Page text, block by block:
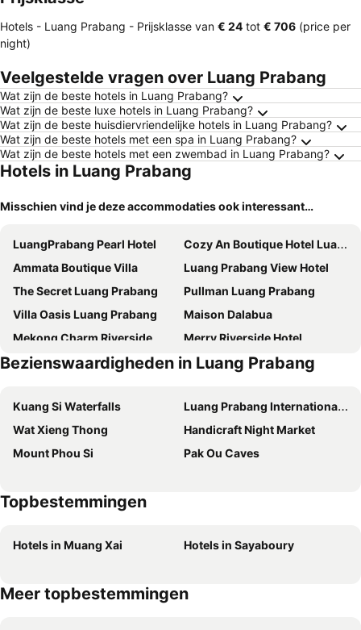
Hotels - Luang Prabang - Prijsklasse van ‎€ 24 tot ‎€ 706 (price per
night)
Veelgestelde vragen over Luang Prabang
Wat zijn de beste hotels in Luang Prabang?
Wat zijn de beste luxe hotels in Luang Prabang?
Wat zijn de beste huisdiervriendelijke hotels in Luang Prabang?
Wat zijn de beste hotels met een spa in Luang Prabang?
Wat zijn de beste hotels met een zwembad in Luang Prabang?
Hotels in Luang Prabang
Misschien vind je deze accommodaties ook interessant…
LuangPrabang Pearl Hotel
Cozy An Boutique Hotel Luangprabang
Ammata Boutique Villa
Luang Prabang View Hotel
The Secret Luang Prabang
Pullman Luang Prabang
Villa Oasis Luang Prabang
Maison Dalabua
Mekong Charm Riverside
Merry Riverside Hotel
Avani+ Luang Prabang Hotel
Residence Boutique Hotel
Madilao Hotel
Le Bel Air Resort Luang Prabang
Souphattra Hotel Luang Prabang
Meunna Boutique Hotel
Sala Prabang Hotel
Luangsay Inn
3 Nagas Hotel Luang Prabang - MGallery Collection
Thatsaphone Hotel
Namkhan Riverview Boutique House
LuangPrabang Orient Boutique Hotel
The Belle Rive Boutique Hotel
Bezienswaardigheden in Luang Prabang
Kuang Si Waterfalls
Luang Prabang International Airport
Wat Xieng Thong
Handicraft Night Market
Mount Phou Si
Pak Ou Caves
Topbestemmingen
Hotels in Muang Xai Hotels in Sayaboury
Meer topbestemmingen